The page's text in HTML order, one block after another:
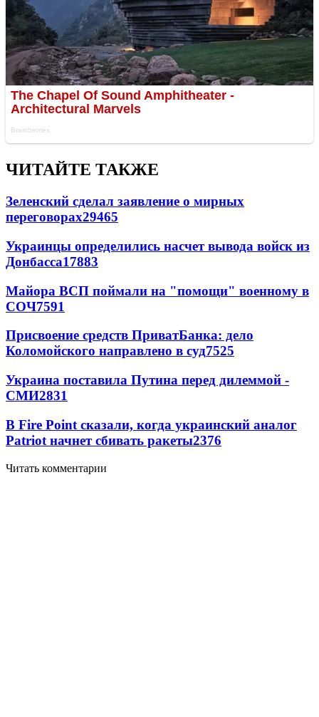
ЧИТАЙТЕ ТАКЖЕ
Зеленский сделал заявление о мирных
переговорах29465
Украинцы определились насчет вывода войск из
Донбасса17883
Майора ВСП поймали на "помощи" военному в
СОЧ7591
Присвоение средств ПриватБанка: дело
Коломойского направлено в суд7525
Украина поставила Путина перед дилеммой -
СМИ2831
В Fire Point сказали, когда украинский аналог
Patriot начнет сбивать ракеты2376
Читать комментарии